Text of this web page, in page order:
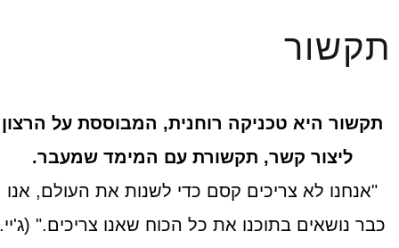
תקשור
תקשור היא טכניקה רוחנית, המבוססת על הרצון
ליצור קשר, תקשורת עם המימד שמעבר.
"אנחנו לא צריכים קסם כדי לשנות את העולם, אנו
כבר נושאים בתוכנו את כל הכוח שאנו צריכים." (ג'יי.